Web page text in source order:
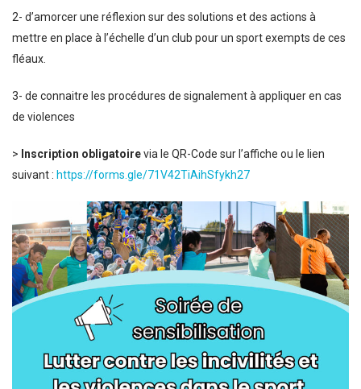
2- d’amorcer une réflexion sur des solutions et des actions à
mettre en place à l’échelle d’un club pour un sport exempts de ces
fléaux.
3- de connaitre les procédures de signalement à appliquer en cas
de violences
> Inscription obligatoirevia le QR-Code sur l’affiche ou le lien
suivant : https://forms.gle/71V42TiAihSfykh27